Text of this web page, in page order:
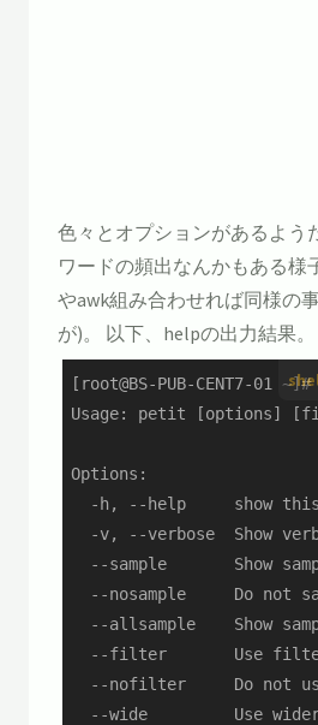
色々とオプションがあるよう
ワードの頻出なんかもある様
やawk組み合わせれば同様の
が)。 以下、helpの出力結果。
[root@BS-PUB-CENT7-01
Usage: petit [options]
Options:
-h, --help     show
-v, --verbose  Show
--sample       Show
--nosample     Do not
--allsample    Show
--filter       Use
--nofilter     Do not
--wide         Use